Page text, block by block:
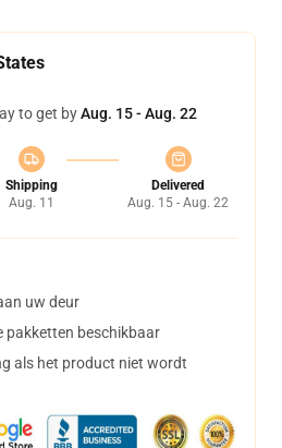
to get byAug. 15 - Aug. 22
Shipping
Aug. 11
Delivered
Aug. 15 - Aug. 22
uw deur
pakketten beschikbaar
als het product niet wordt